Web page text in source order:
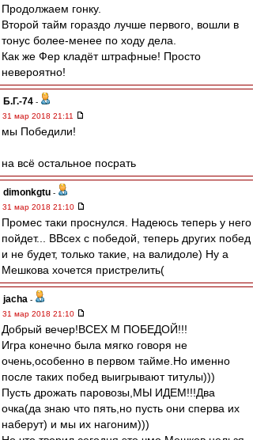
Продолжаем гонку.
Второй тайм гораздо лучше первого, вошли в
тонус более-менее по ходу дела.
Как же Фер кладёт штрафные! Просто
невероятно!
Б.Г.-74 -
31 мар 2018 21:11
мы Победили!
на всё остальное посрать
dimonkgtu -
31 мар 2018 21:10
Промес таки проснулся. Надеюсь теперь у него
пойдет... ВВсех с победой, теперь других побед
и не будет, только такие, на валидоле) Ну а
Мешкова хочется пристрелить(
jacha -
31 мар 2018 21:10
Добрый вечер!ВСЕХ М ПОБЕДОЙ!!!
Игра конечно была мягко говоря не
очень,особенно в первом тайме.Но именно
после таких побед выигрывают титулы)))
Пусть дрожать паровозы,МЫ ИДЕМ!!!Два
очка(да знаю что пять,но пусть они сперва их
наберут) и мы их нагоним)))